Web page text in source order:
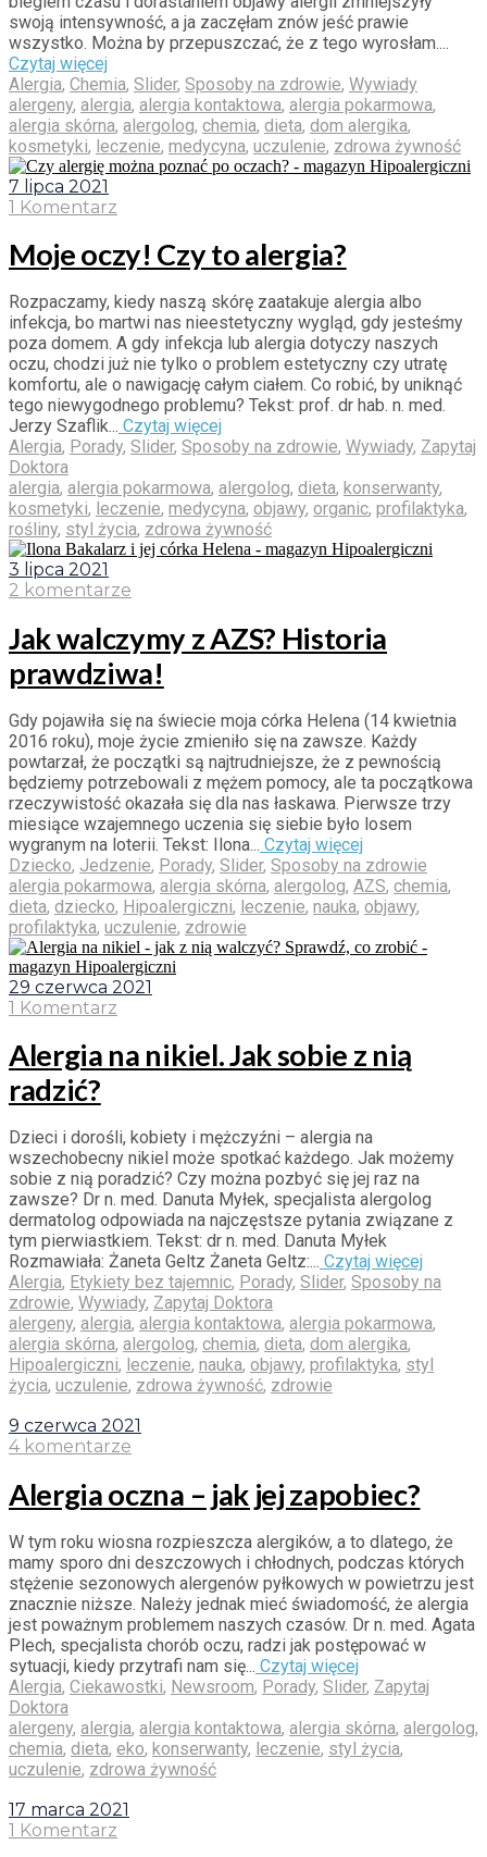
swoją intensywność, a ja zaczęłam znów jeść prawie
wszystko. Można by przepuszczać, że z tego wyrosłam....
Czytaj więcej
Alergia, Chemia, Slider, Sposoby na zdrowie, Wywiady
alergeny, alergia, alergia kontaktowa, alergia pokarmowa,
alergia skórna, alergolog, chemia, dieta, dom alergika,
kosmetyki, leczenie, medycyna, uczulenie, zdrowa żywność
7 lipca 2021
1 Komentarz
Moje oczy! Czy to alergia?
Rozpaczamy, kiedy naszą skórę zaatakuje alergia albo
infekcja, bo martwi nas nieestetyczny wygląd, gdy jesteśmy
poza domem. A gdy infekcja lub alergia dotyczy naszych
oczu, chodzi już nie tylko o problem estetyczny czy utratę
komfortu, ale o nawigację całym ciałem. Co robić, by uniknąć
tego niewygodnego problemu? Tekst: prof. dr hab. n. med.
Jerzy Szaflik... Czytaj więcej
Alergia, Porady, Slider, Sposoby na zdrowie, Wywiady, Zapytaj
Doktora
alergia, alergia pokarmowa, alergolog, dieta, konserwanty,
kosmetyki, leczenie, medycyna, objawy, organic, profilaktyka,
rośliny, styl życia, zdrowa żywność
3 lipca 2021
2 komentarze
Jak walczymy z AZS? Historia
prawdziwa!
Gdy pojawiła się na świecie moja córka Helena (14 kwietnia
2016 roku), moje życie zmieniło się na zawsze. Każdy
powtarzał, że początki są najtrudniejsze, że z pewnością
będziemy potrzebowali z mężem pomocy, ale ta początkowa
rzeczywistość okazała się dla nas łaskawa. Pierwsze trzy
miesiące wzajemnego uczenia się siebie było losem
wygranym na loterii. Tekst: Ilona... Czytaj więcej
Dziecko, Jedzenie, Porady, Slider, Sposoby na zdrowie
alergia pokarmowa, alergia skórna, alergolog, AZS, chemia,
dieta, dziecko, Hipoalergiczni, leczenie, nauka, objawy,
profilaktyka, uczulenie, zdrowie
29 czerwca 2021
1 Komentarz
Alergia na nikiel. Jak sobie z nią
radzić?
Dzieci i dorośli, kobiety i mężczyźni – alergia na
wszechobecny nikiel może spotkać każdego. Jak możemy
sobie z nią poradzić? Czy można pozbyć się jej raz na
zawsze? Dr n. med. Danuta Myłek, specjalista alergolog
dermatolog odpowiada na najczęstsze pytania związane z
tym pierwiastkiem. Tekst: dr n. med. Danuta Myłek
Rozmawiała: Żaneta Geltz Żaneta Geltz:... Czytaj więcej
Alergia, Etykiety bez tajemnic, Porady, Slider, Sposoby na
zdrowie, Wywiady, Zapytaj Doktora
alergeny, alergia, alergia kontaktowa, alergia pokarmowa,
alergia skórna, alergolog, chemia, dieta, dom alergika,
Hipoalergiczni, leczenie, nauka, objawy, profilaktyka, styl
życia, uczulenie, zdrowa żywność, zdrowie
9 czerwca 2021
4 komentarze
Alergia oczna – jak jej zapobiec?
W tym roku wiosna rozpieszcza alergików, a to dlatego, że
mamy sporo dni deszczowych i chłodnych, podczas których
stężenie sezonowych alergenów pyłkowych w powietrzu jest
znacznie niższe. Należy jednak mieć świadomość, że alergia
jest poważnym problemem naszych czasów. Dr n. med. Agata
Plech, specjalista chorób oczu, radzi jak postępować w
sytuacji, kiedy przytrafi nam się... Czytaj więcej
Alergia, Ciekawostki, Newsroom, Porady, Slider, Zapytaj
Doktora
alergeny, alergia, alergia kontaktowa, alergia skórna, alergolog,
chemia, dieta, eko, konserwanty, leczenie, styl życia,
uczulenie, zdrowa żywność
17 marca 2021
1 Komentarz